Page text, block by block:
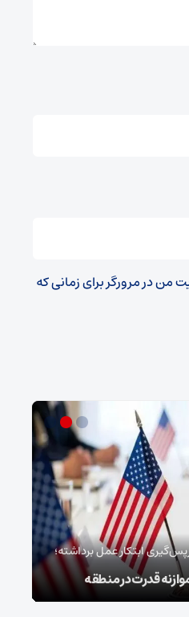
من در مرورگر برای زمانی که
ابتکار عمل برداشته؛
قدرت در منطقه